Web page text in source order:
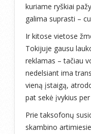
kuriame ryškiai
galima suprasti –
Ir kitose vietose
Tokijuje gausu
reklamas – tačiau
nedelsiant ima
vieną įstaigą,
pat sekė įvykius
Prie taksofonų
skambino